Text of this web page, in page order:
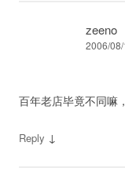
zeeno
2006/
百年老店毕竟不同嘛
Reply ↓